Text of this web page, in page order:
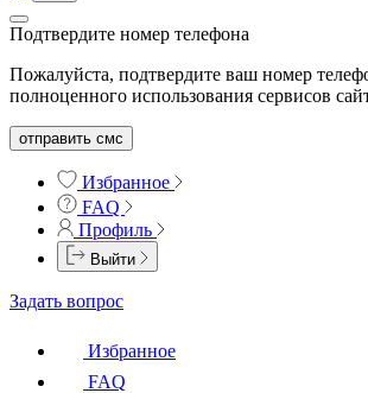
Подтвердите номер телефона
Пожалуйста, подтвердите ваш номер
полноценного использования сервисов
отправить смс
Избранное
FAQ
Профиль
Выйти
Задать вопрос
Избранное
FAQ